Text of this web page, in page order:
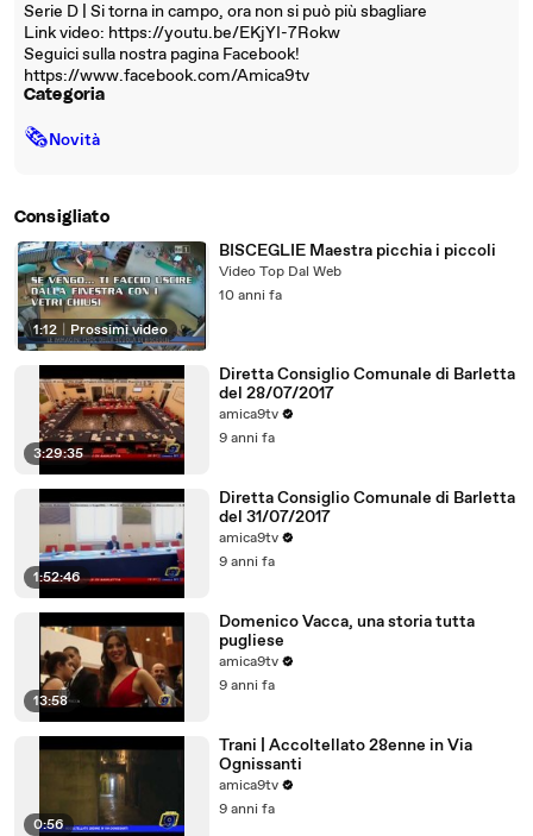
Serie D | Si torna in campo, ora non si può più sbagliare
Link video: https://youtu.be/EKjYI-7Rokw
Seguici sulla nostra pagina Facebook!
https://www.facebook.com/Amica9tv
Categoria
🗞Novità
Consigliato
1:12 Prossimi video
BISCEGLIE Maestra picchia i piccoli
Video Top Dal Web
10 anni fa
3:29:35
Diretta Consiglio Comunale di Barletta
del 28/07/2017
amica9tv
9 anni fa
1:52:46
Diretta Consiglio Comunale di Barletta
del 31/07/2017
amica9tv
9 anni fa
13:58
Domenico Vacca, una storia tutta
pugliese
amica9tv
9 anni fa
0:56
Trani | Accoltellato 28enne in Via
Ognissanti
amica9tv
9 anni fa